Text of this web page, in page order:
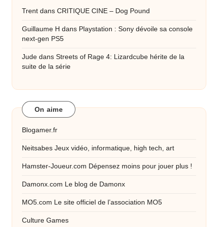
Trent dans CRITIQUE CINE – Dog Pound
Guillaume H dans Playstation : Sony dévoile sa console
next-gen PS5
Jude dans Streets of Rage 4: Lizardcube hérite de la
suite de la série
On aime
Blogamer.fr
Neitsabes Jeux vidéo, informatique, high tech, art
Hamster-Joueur.com Dépensez moins pour jouer plus !
Damonx.com Le blog de Damonx
MO5.com Le site officiel de l’association MO5
Culture Games